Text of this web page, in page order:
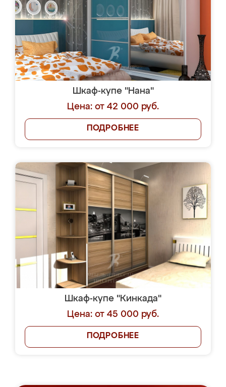
Шкаф-купе "Нана"
Цена: от 42 000 руб.
ПОДРОБНЕЕ
Шкаф-купе "Кинкада"
Цена: от 45 000 руб.
ПОДРОБНЕЕ